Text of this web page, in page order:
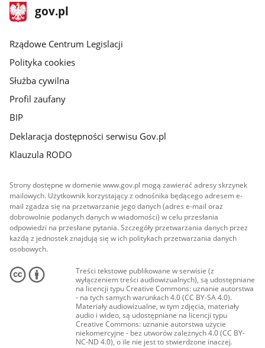
stopka
gov.plStrona
gov.pl
Rządowe Centrum Legislacji
Polityka cookies
Służba cywilna
Profil zaufany
BIP
Deklaracja dostępności serwisu Gov.pl
Klauzula RODO
Strony dostępne w domenie www.gov.pl mogą zawierać adresy skrzynek
mailowych. Użytkownik korzystający z odnośnika będącego adresem e-
mail zgadza się na przetwarzanie jego danych (adres e-mail oraz
dobrowolnie podanych danych w wiadomości) w celu przesłania
odpowiedzi na przesłane pytania. Szczegóły przetwarzania danych przez
każdą z jednostek znajdują się w ich politykach przetwarzania danych
osobowych.
Treści tekstowe publikowane w serwisie (z
wyłączeniem treści audiowizualnych), są udostępniane
na licencji typu Creative Commons: uznanie autorstwa
- na tych samych warunkach 4.0 (CC BY-SA 4.0).
Materiały audiowizualne, w tym zdjęcia, materiały
audio i wideo, są udostępniane na licencji typu
Creative Commons: uznanie autorstwa użycie
niekomercyjne - bez utworów zależnych 4.0 (CC BY-
NC-ND 4.0), o ile nie jest to stwierdzone inaczej.